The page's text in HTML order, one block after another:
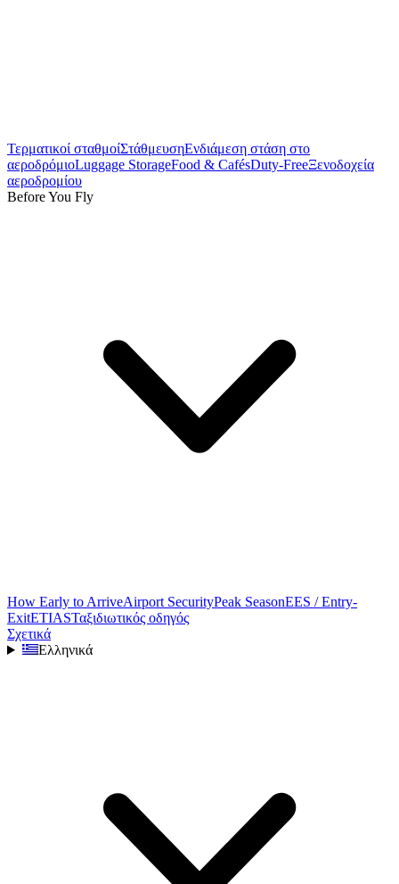
Τερματικοί σταθμοίΣτάθμευσηΕνδιάμεση στάση στο
αεροδρόμιοLuggage StorageFood & CafésDuty-FreeΞενοδοχεία
αεροδρομίου
Before You Fly
How Early to ArriveAirport SecurityPeak SeasonEES / Entry-
ExitETIASΤαξιδιωτικός οδηγός
Σχετικά
Ελληνικά